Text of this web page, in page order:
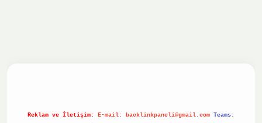
Reklam ve İletişim: E-mail: backlinkpaneli@gmail.com Teams: